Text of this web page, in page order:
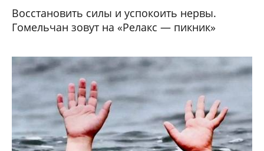
Восстановить силы и успокоить нервы.
Гомельчан зовут на «Релакс — пикник»